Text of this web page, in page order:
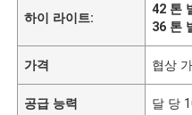
하이 라이트:
42 톤
36 톤
가격 협상
공급 능력 달 당